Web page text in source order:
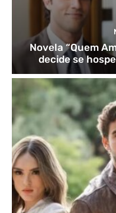
Novela “Quem
decide se